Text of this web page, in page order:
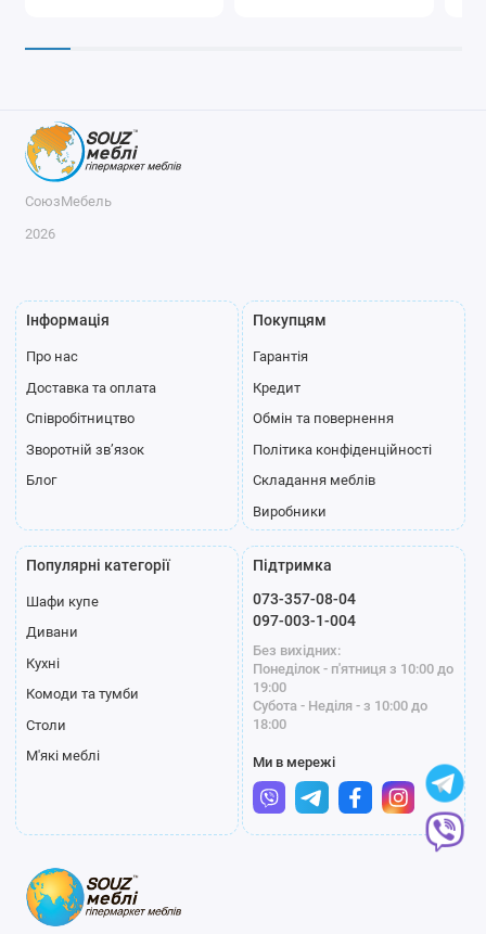
СоюзМебель
2026
Інформація
Про нас
Доставка та оплата
Співробітництво
Зворотній зв’язок
Блог
Покупцям
Гарантія
Кредит
Обмін та повернення
Політика конфіденційності
Складання меблів
Виробники
Популярні категорії
Шафи купе
Дивани
Кухні
Комоди та тумби
Столи
М'які меблі
Підтримка
073-357-08-04
097-003-1-004
Без вихідних:
Понеділок - п'ятниця з 10:00 до
19:00
Субота - Неділя - з 10:00 до
18:00
Ми в мережі